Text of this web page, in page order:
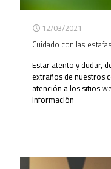
12/03/2021
Cuidado con las
Estar atento y dudar,
extraños de nuestros
atención a los sitios
información